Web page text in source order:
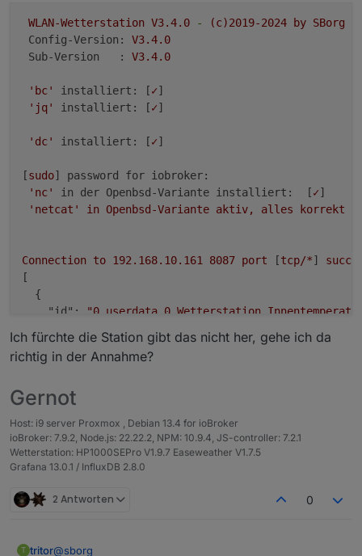
Menüpunkt "4" wählen und die Fragen
beantworten
WLAN-Wetterstation V3.4.0 - (c)2019-2024 by SBorg
Config-Version:
V3.4.0
Sub-Version   :
V3.4.0
'bc' installiert: [✓]
'jq'
installiert: [✓]
'dc' installiert: [✓]
[sudo] password for iobroker:
'nc'
in der Openbsd-Variante installiert:
  [
✓]
'netcat'
in Openbsd-Variante aktiv, alles korrekt
Connection to 192.168.10.161 8087 port [tcp/*]
[
  {
"id":
  },
  {
"val":
  {
"id":
"0_userdata.0.Wetterstation.Taupunkt"
"val": 17.23
  {
  },
Ich fürchte die Station gibt das nicht her, gehe ich da
richtig in der Annahme?
Gernot
Host: i9 server Proxmox , Debian 13.4 for ioBroker
ioBroker: 7.9.2, Node.js: 22.22.2, NPM: 10.9.4, JS-controller: 7.2.1
Wetterstation: HP1000SEPro V1.9.7 Easeweather V1.7.5
Grafana 13.0.1 / InfluxDB 2.8.0
2 Antworten 0
T tritor@sborg